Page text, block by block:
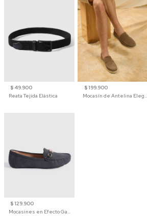
$ 49.900
Reata Tejida Elástica
$ 199.900
Mocasín de Antelina Elegante con Suela de Contraste Para Hombre
$ 129.900
Mocasines en Efecto Gamuzado Para Mujer